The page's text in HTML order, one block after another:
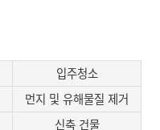
입주청소
먼지 및 유해물질 제거
신축 건물